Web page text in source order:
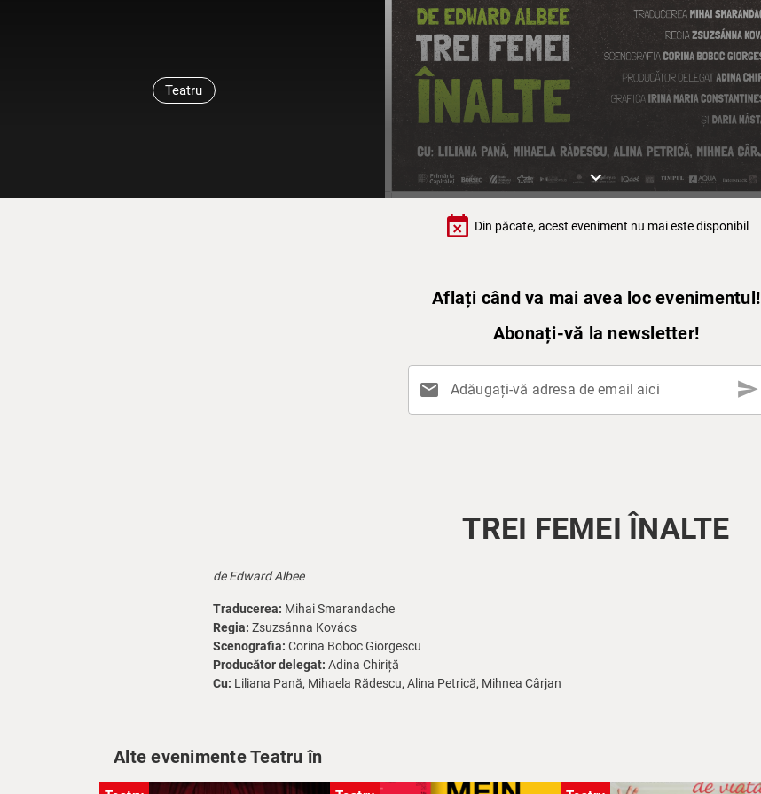
Teatru
keyboard_arrow_down
event_busy Din păcate, acest eveniment nu mai este disponibil
Aflați când va mai avea loc evenimentul!
Abonați-vă la newsletter!
mail Adăugați-vă adresa de email aici send
TREI FEMEI ÎNALTE
de Edward Albee
Traducerea: Mihai Smarandache
Regia: Zsuzsánna Kovács
Scenografia: Corina Boboc Giorgescu
Producător delegat: Adina Chiriță
Cu: Liliana Pană, Mihaela Rădescu, Alina Petrică, Mihnea Cârjan
Alte evenimente Teatru în